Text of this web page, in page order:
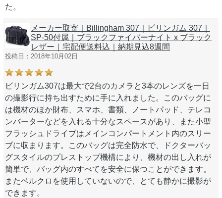
た。
メーカー取寄｜Billingham 307｜ビリンガム 307｜
SP-50付属｜ブラックファイバーナイト x ブラック
レザー｜宅配便送料込｜納期見込8週間
投稿日：2018年10月02日
ビリンガム307は最大で2台のカメラと3本のレンズを一日
の撮影行に持ち出すために手に入れました。このバッグに
は機材のほか財布、スマホ、書類、ノートパッド、テレコ
ンバーターなどを入れる十分なスペースがあり、また小型
フラッシュドライブはメインコンパートメント内のスリー
ブに収まります。このバッグは完全防水で、ドクターバッ
グスタイルのプレストップ機構により、機材の出し入れが
簡単で、バッグ内のすべてを安全に保つことができます。
またベルクロを使用していないので、とても静かに撮影が
できます。